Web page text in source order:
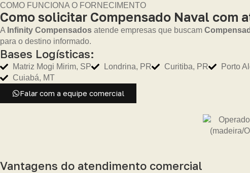
COMO FUNCIONA O FORNECIMENTO
Como solicitar Compensado Naval com
A Infinity Compensados atende empresas que buscam
para o destino informado.
Bases Logísticas:
Matriz Mogi Mirim, SP Londrina, PR Curitiba, PR Porto
Cuiabá, MT
Falar com a equipe comercial
Vantagens do atendimento comercial